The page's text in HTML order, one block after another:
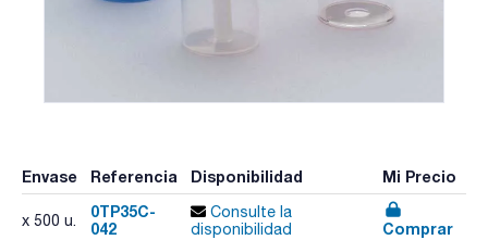
Envase Referencia Disponibilidad Mi Precio
x 500 u.
0TP35C-
042
Consulte la
disponibilidad
Comprar